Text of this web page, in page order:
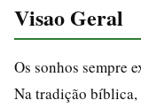
Visao Geral
Os sonhos sempre
Na tradição bíblica,